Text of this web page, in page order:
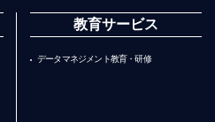
教育サービス
データマネジメント教育・研修